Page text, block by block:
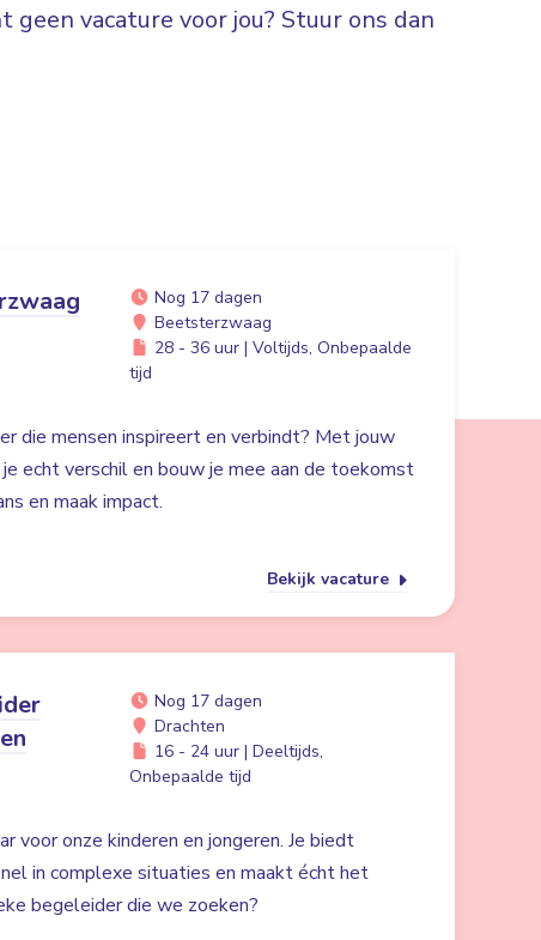
vacature voor jou? Stuur ons dan
Nog 17 dagen
Beetsterzwaag
28 - 36 uur | Voltijds, Onbepaalde
tijd
die mensen inspireert en verbindt? Met jouw
echt verschil en bouw je mee aan de toekomst
en maak impact.
Bekijk vacature
Nog 17 dagen
Drachten
16 - 24 uur | Deeltijds,
Onbepaalde tijd
voor onze kinderen en jongeren. Je biedt
in complexe situaties en maakt écht het
begeleider die we zoeken?